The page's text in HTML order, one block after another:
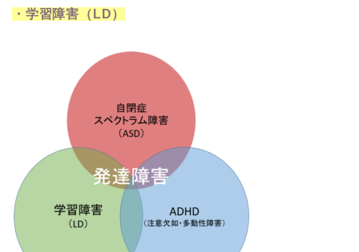
・学習障害（LD）